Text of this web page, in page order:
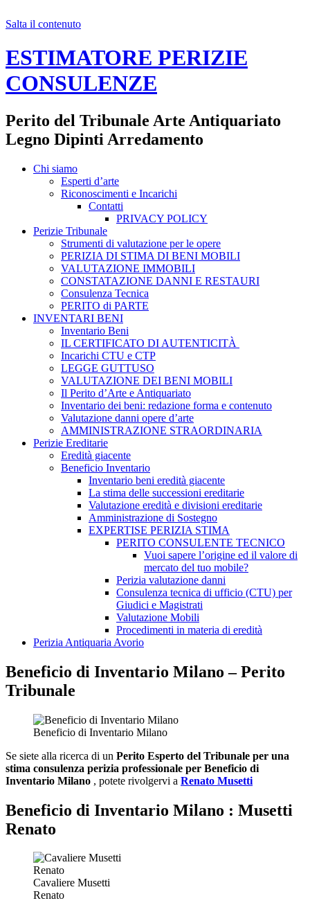
Salta il contenuto
ESTIMATORE PERIZIE
CONSULENZE
Perito del Tribunale Arte Antiquariato
Legno Dipinti Arredamento
Chi siamo
Esperti d’arte
Riconoscimenti e Incarichi
Contatti
PRIVACY POLICY
Perizie Tribunale
Strumenti di valutazione per le opere
PERIZIA DI STIMA DI BENI MOBILI
VALUTAZIONE IMMOBILI
CONSTATAZIONE DANNI E RESTAURI
Consulenza Tecnica
PERITO di PARTE
INVENTARI BENI
Inventario Beni
IL CERTIFICATO DI AUTENTICITÀ
Incarichi CTU e CTP
LEGGE GUTTUSO
VALUTAZIONE DEI BENI MOBILI
Il Perito d’Arte e Antiquariato
Inventario dei beni: redazione forma e contenuto
Valutazione danni opere d’arte
AMMINISTRAZIONE STRAORDINARIA
Perizie Ereditarie
Eredità giacente
Beneficio Inventario
Inventario beni eredità giacente
La stima delle successioni ereditarie
Valutazione eredità e divisioni ereditarie
Amministrazione di Sostegno
EXPERTISE PERIZIA STIMA
PERITO CONSULENTE TECNICO
Vuoi sapere l’origine ed il valore di
mercato del tuo mobile?
Perizia valutazione danni
Consulenza tecnica di ufficio (CTU) per
Giudici e Magistrati
Valutazione Mobili
Procedimenti in materia di eredità
Perizia Antiquaria Avorio
Beneficio di Inventario Milano – Perito
Tribunale
Beneficio di Inventario Milano
Se siete alla ricerca di un Perito Esperto del Tribunale per una
stima consulenza perizia professionale per Beneficio di
Inventario Milano , potete rivolgervi a Renato Musetti
Beneficio di Inventario Milano : Musetti
Renato
Cavaliere Musetti
Renato